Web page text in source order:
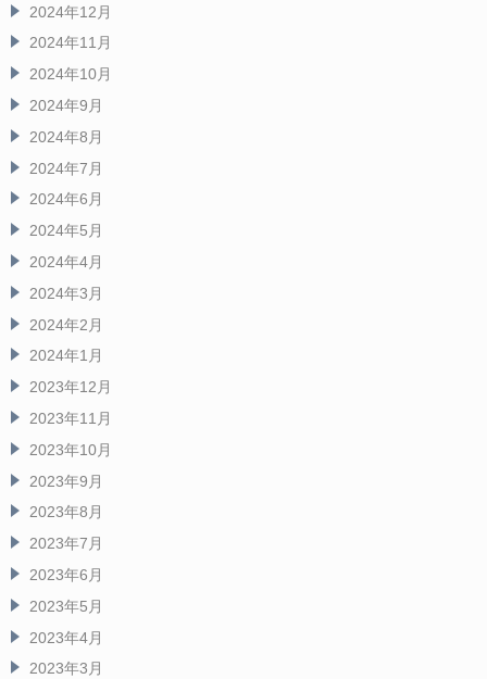
2024年12月
2024年11月
2024年10月
2024年9月
2024年8月
2024年7月
2024年6月
2024年5月
2024年4月
2024年3月
2024年2月
2024年1月
2023年12月
2023年11月
2023年10月
2023年9月
2023年8月
2023年7月
2023年6月
2023年5月
2023年4月
2023年3月